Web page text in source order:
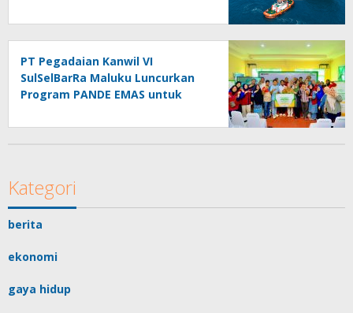
PT Pegadaian Kanwil VI
SulSelBarRa Maluku Luncurkan
Program PANDE EMAS untuk
Masyarakat
Kategori
berita
ekonomi
gaya hidup